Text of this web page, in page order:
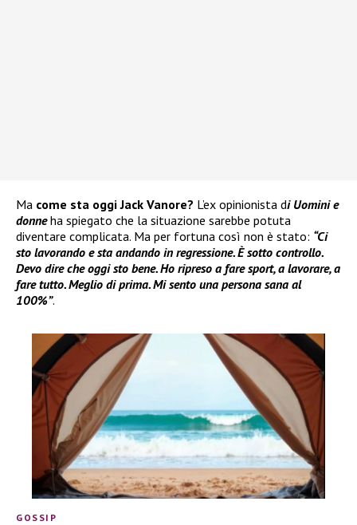
Ma come sta oggi Jack Vanore? L’ex opinionista di Uomini e
donneha spiegato che la situazione sarebbe potuta
diventare complicata. Ma per fortuna così non è stato: “Ci
sto lavorando e sta andando in regressione. È sotto controllo.
Devo dire che oggi sto bene. Ho ripreso a fare sport, a lavorare, a
fare tutto. Meglio di prima. Mi sento una persona sana al
100%”.
GOSSIP